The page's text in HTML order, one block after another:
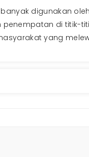
digunakan oleh
penempatan di titik-
yang